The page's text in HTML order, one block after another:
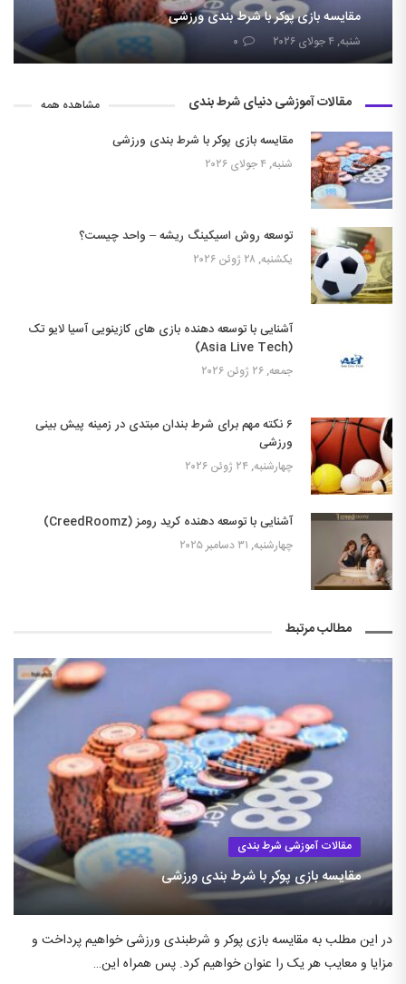
مقایسه بازی پوکر با شرط بندی ورزشی
شنبه, ۴ جولای ۲۰۲۶ ۰
مقالات آموزشی دنیای شرط بندی مشاهده همه
مقایسه بازی پوکر با شرط بندی ورزشی
شنبه, ۴ جولای ۲۰۲۶
توسعه روش اسیکینگ ریشه – واحد چیست؟
یکشنبه, ۲۸ ژوئن ۲۰۲۶
آشنایی با توسعه دهنده بازی های کازینویی آسیا لایو تک
(Asia Live Tech)
جمعه, ۲۶ ژوئن ۲۰۲۶
۶ نکته مهم برای شرط بندان مبتدی در زمینه پیش بینی
ورزشی
چهارشنبه, ۲۴ ژوئن ۲۰۲۶
آشنایی با توسعه دهنده کرید رومز (CreedRoomz)
چهارشنبه, ۳۱ دسامبر ۲۰۲۵
مطالب مرتبط
مقالات آموزشی شرط بندی
مقایسه بازی پوکر با شرط بندی ورزشی
در این مطلب به مقایسه بازی پوکر و شرطبندی ورزشی خواهیم پرداخت و
مزایا و معایب هر یک را عنوان خواهیم کرد. پس همراه این…